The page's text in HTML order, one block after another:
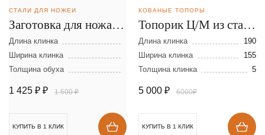
СТАЛИ ДЛЯ НОЖЕЙ
Заготовка для ножа из
стали D-2 размеры:
300х40х2,5 мм
Длина клинка
Ширина клинка
Толщина обуха
1 425 ₽ ₽ 1 500 ₽
КУПИТЬ В 1 КЛИК
КОВАНЫЕ ТОПОРЫ
Топорик Ц/М из стали
AUS8
Длина клинка
190
Ширина клинка
155
Толщина клинка
5
5 000 ₽ 6000₽
КУПИТЬ В 1 КЛИК